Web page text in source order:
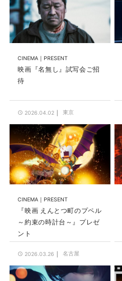
CINEMA PRESENT
映画『名無し』試写会ご招
待
2026.04.02 東京
CINEMA PRESENT
『映画 えんとつ町のプペル
～約束の時計台～』プレゼ
ント
2026.03.26 名古屋